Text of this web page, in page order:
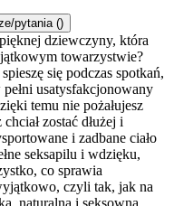
pytania()
dziewczyny, która
towarzystwie?
się podczas spotkań,
usatysfakcjonowany
temu nie pożałujesz
zostać dłużej i
i zadbane ciało
seksapilu i wdzięku,
co sprawia
czyli tak, jak na
naturalna i seksowna